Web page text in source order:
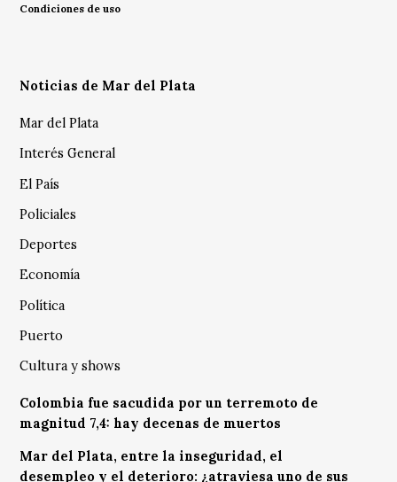
Condiciones de uso
Noticias de Mar del Plata
Mar del Plata
Interés General
El País
Policiales
Deportes
Economía
Política
Puerto
Cultura y shows
Colombia fue sacudida por un terremoto de
magnitud 7,4: hay decenas de muertos
Mar del Plata, entre la inseguridad, el
desempleo y el deterioro: ¿atraviesa uno de sus